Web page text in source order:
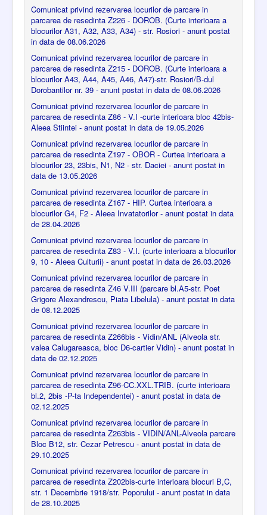
Comunicat privind rezervarea locurilor de parcare in
parcarea de resedinta Z226 - DOROB. (Curte interioara a
blocurilor A31, A32, A33, A34) - str. Rosiori - anunt postat
in data de 08.06.2026
Comunicat privind rezervarea locurilor de parcare in
parcarea de resedinta Z215 - DOROB. (Curte interioara a
blocurilor A43, A44, A45, A46, A47)-str. Rosiori/B-dul
Dorobantilor nr. 39 - anunt postat in data de 08.06.2026
Comunicat privind rezervarea locurilor de parcare in
parcarea de resedinta Z86 - V.I -curte interioara bloc 42bis-
Aleea Stiintei - anunt postat in data de 19.05.2026
Comunicat privind rezervarea locurilor de parcare in
parcarea de resedinta Z197 - OBOR - Curtea interioara a
blocurilor 23, 23bis, N1, N2 - str. Daciei - anunt postat in
data de 13.05.2026
Comunicat privind rezervarea locurilor de parcare in
parcarea de resedinta Z167 - HIP. Curtea interioara a
blocurilor G4, F2 - Aleea Invatatorilor - anunt postat in data
de 28.04.2026
Comunicat privind rezervarea locurilor de parcare in
parcarea de resedinta Z83 - V.I. (curte interioara a blocurilor
9, 10 - Aleea Culturii) - anunt postat in data de 26.03.2026
Comunicat privind rezervarea locurilor de parcare in
parcarea de resedinta Z46 V.III (parcare bl.A5-str. Poet
Grigore Alexandrescu, Piata Libelula) - anunt postat in data
de 08.12.2025
Comunicat privind rezervarea locurilor de parcare in
parcarea de resedinta Z266bis - Vidin/ANL (Alveola str.
valea Calugareasca, bloc D6-cartier Vidin) - anunt postat in
data de 02.12.2025
Comunicat privind rezervarea locurilor de parcare in
parcarea de resedinta Z96-CC.XXL.TRIB. (curte interioara
bl.2, 2bis -P-ta Independentei) - anunt postat in data de
02.12.2025
Comunicat privind rezervarea locurilor de parcare in
parcarea de resedinta Z263bis - VIDIN/ANL-Alveola parcare
Bloc B12, str. Cezar Petrescu - anunt postat in data de
29.10.2025
Comunicat privind rezervarea locurilor de parcare in
parcarea de resedinta Z202bis-curte interioara blocuri B,C,
str. 1 Decembrie 1918/str. Poporului - anunt postat in data
de 28.10.2025